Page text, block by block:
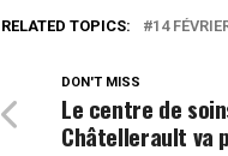
RELATED TOPICS: 14
DON'T MISS
Le centre de
Châtellerault va